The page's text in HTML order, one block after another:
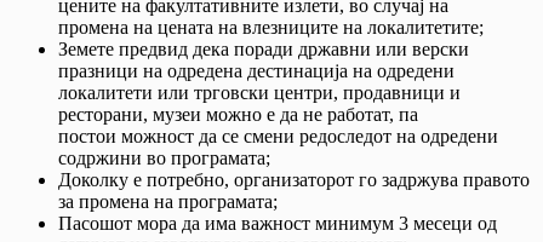
цените на факултативните излети, во случај на
промена на цената на влезниците на локалитетите;
Земете предвид дека поради државни или верски
празници на одредена дестинација на одредени
локалитети или трговски центри, продавници и
ресторани, музеи можно е да не работат, па
постои можност да се смени редоследот на одредени
содржини во програмата;
Доколку е потребно, организаторот го задржува правото
за промена на програмата;
Пасошот мора да има важност минимум 3 месеци од